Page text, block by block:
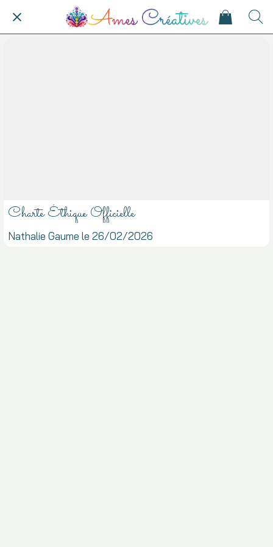
Nathalie Gaume le 26/02/2026
Charte Éthique Officielle